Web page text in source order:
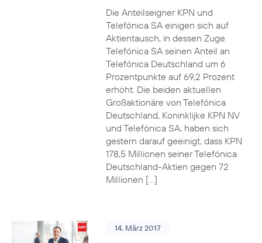
Die Anteilseigner KPN und
Telefónica SA einigen sich auf
Aktientausch, in dessen Zuge
Telefónica SA seinen Anteil an
Telefónica Deutschland um 6
Prozentpunkte auf 69,2 Prozent
erhöht. Die beiden aktuellen
Großaktionäre von Telefónica
Deutschland, Koninklijke KPN NV
und Telefónica SA, haben sich
gestern darauf geeinigt, dass KPN
178,5 Millionen seiner Telefónica
Deutschland-Aktien gegen 72
Millionen […]
14. März 2017